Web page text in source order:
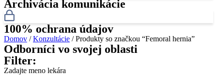
Archivácia komunikácie
100% ochrana údajov
Domov /Konzultácie / Produkty so značkou “Femoral hernia”
Odborníci vo svojej oblasti
Filter:
Zadajte meno lekára